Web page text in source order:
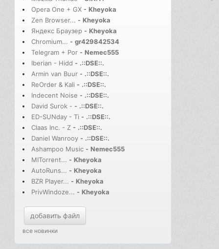
Opera One + GX - Kheyoka
Zen Browser... - Kheyoka
Яндекс Браузер - Kheyoka
Chromium... - gr429842534
Telegram + Por - Nemec555
Iberian - Hidd - .::DSE::.
Armin van Buur - .::DSE::.
ReOrder & Kali - .::DSE::.
Indecent Noise - .::DSE::.
David Surok - - .::DSE::.
ED-SUNday - Ti - .::DSE::.
Claas Inc. - Z - .::DSE::.
Daniel Wanrooy - .::DSE::.
Ashampoo Music - Nemec555
MITorrent... - Kheyoka
AutoRuns... - Kheyoka
BZR Player... - Kheyoka
PrivWindoze... - Kheyoka
добавить файл
все новинки